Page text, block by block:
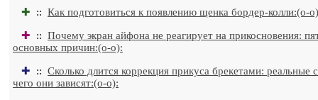
✚ :: Как подготовиться к появлению щенка бордер-колли:(o-
✚ :: Почему экран айфона не реагирует на прикосновения:
основных причин:(o-o):
✚ :: Сколько длится коррекция прикуса брекетами: реальные
чего они зависят:(o-o):